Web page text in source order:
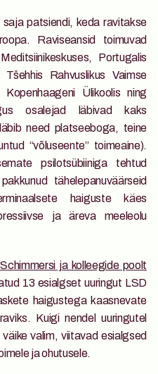
patsiendi, keda ravitakse
Raviseansid toimuvad
Portugalis
Rahvuslikus Vaimse
Ülikoolis ning
osalejad läbivad kaks
need platseeboga, teine
“võluseente” toimeaine).
psilotsübiiniga tehtud
tähelepanuväärseid
haiguste käes
ja äreva meeleolu
ja kolleegide poolt
13 esialgset uuringut LSD
haigustega kaasnevate
Kuigi nendel uuringutel
valim, viitavad esialgsed
ja ohutusele.